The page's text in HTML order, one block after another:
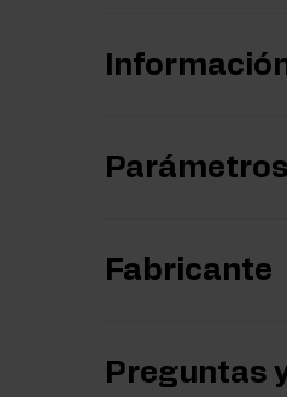
Parámetros
Fabricante
Preguntas